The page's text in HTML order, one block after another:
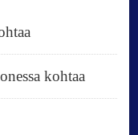
kohtaa